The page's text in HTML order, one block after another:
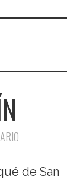
de San